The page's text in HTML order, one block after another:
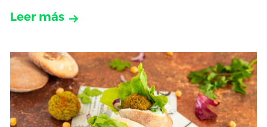
Leer más